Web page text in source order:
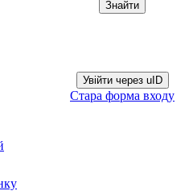
Увійти через uID
Стара форма входу